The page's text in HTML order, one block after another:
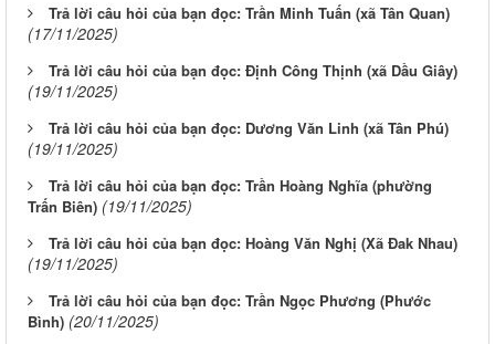
Trả lời câu hỏi của bạn đọc: Trần Minh Tuấn (xã Tân Quan)
(17/11/2025)
Trả lời câu hỏi của bạn đọc: Định Công Thịnh (xã Dầu Giây)
(19/11/2025)
Trả lời câu hỏi của bạn đọc: Dương Văn Linh (xã Tân Phú)
(19/11/2025)
Trả lời câu hỏi của bạn đọc: Trần Hoàng Nghĩa (phường
Trấn Biên) (19/11/2025)
Trả lời câu hỏi của bạn đọc: Hoàng Văn Nghị (Xã Đak Nhau)
(19/11/2025)
Trả lời câu hỏi của bạn đọc: Trần Ngọc Phương (Phước
Bình) (20/11/2025)